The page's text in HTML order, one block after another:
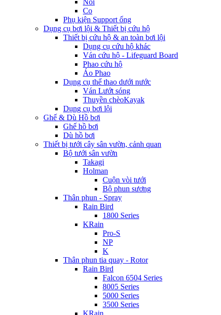
Nối
Co
Phụ kiện Support ống
Dụng cụ bơi lội & Thiết bị cứu hộ
Thiết bị cứu hộ & an toàn bơi lội
Dụng cụ cứu hộ khác
Ván cứu hộ - Lifeguard Board
Phao cứu hộ
Áo Phao
Dụng cụ thể thao dưới nước
Ván Lướt sóng
Thuyền chèoKayak
Dụng cụ bơi lội
Ghế & Dù Hồ bơi
Ghế hồ bơi
Dù hồ bơi
Thiết bị tưới cây sân vườn, cảnh quan
Bộ tưới sân vườn
Takagi
Holman
Cuộn vòi tưới
Bộ phun sương
Thân phun - Spray
Rain Bird
1800 Series
KRain
Pro-S
NP
K
Thân phun tia quay - Rotor
Rain Bird
Falcon 6504 Series
8005 Series
5000 Series
3500 Series
KRain